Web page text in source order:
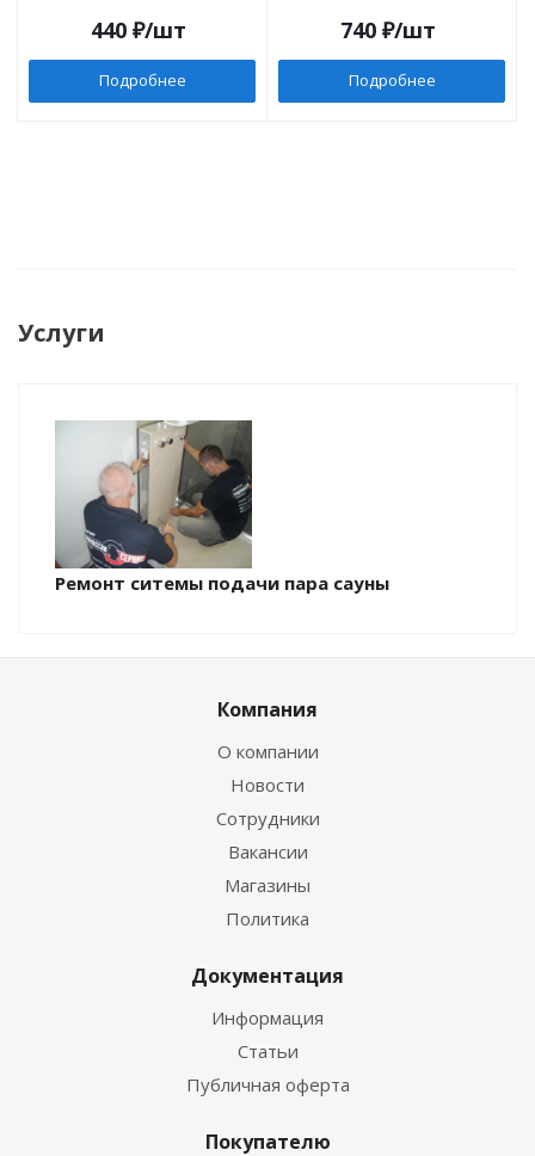
440₽/шт
Подробнее
740₽/шт
Подробнее
Услуги
Ремонт ситемы подачи пара сауны
Компания
О компании
Новости
Сотрудники
Вакансии
Магазины
Политика
Документация
Информация
Статьи
Публичная оферта
Покупателю